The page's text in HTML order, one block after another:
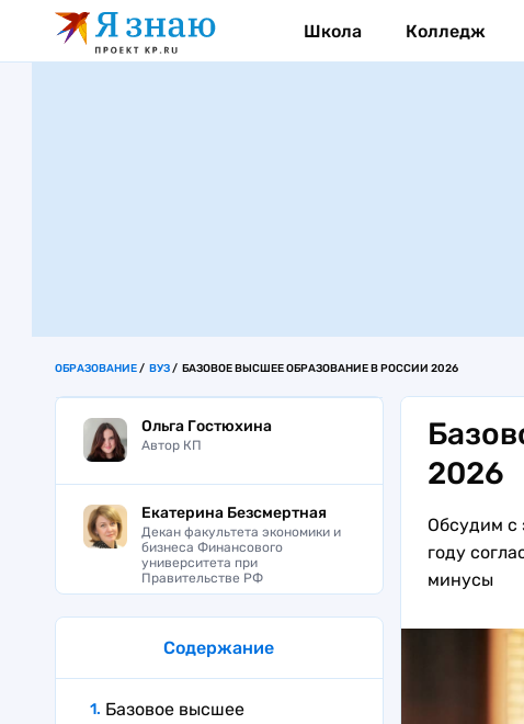
Школа Колледж
ОБРАЗОВАНИЕ ВУЗ БАЗОВОЕ ВЫСШЕЕ ОБРАЗОВАНИЕ В РОССИИ 2026
Ольга Гостюхина
Автор КП
Екатерина Безсмертная
Декан факультета экономики и
бизнеса Финансового
университета при
Правительстве РФ
Содержание
Базовое высшее
2026
Обсудим с
году
минусы